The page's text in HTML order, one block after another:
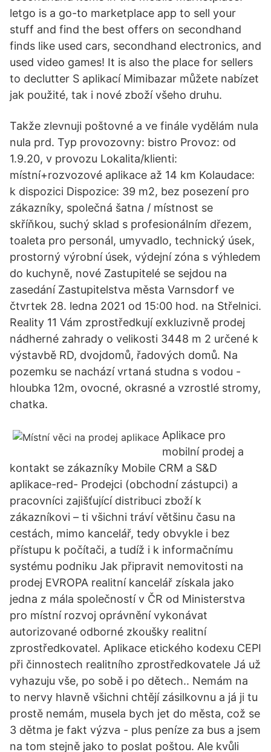
letgo is a go-to marketplace app to sell your
stuff and find the best offers on secondhand
finds like used cars, secondhand electronics, and
used video games! It is also the place for sellers
to declutter S aplikací Mimibazar můžete nabízet
jak použité, tak i nové zboží všeho druhu.
Takže zlevnuji poštovné a ve finále vydělám nula
nula prd. Typ provozovny: bistro Provoz: od
1.9.20, v provozu Lokalita/klienti:
místní+rozvozové aplikace až 14 km Kolaudace:
k dispozici Dispozice: 39 m2, bez posezení pro
zákazníky, společná šatna / místnost se
skříňkou, suchý sklad s profesionálním dřezem,
toaleta pro personál, umyvadlo, technický úsek,
prostorný výrobní úsek, výdejní zóna s výhledem
do kuchyně, nové Zastupitelé se sejdou na
zasedání Zastupitelstva města Varnsdorf ve
čtvrtek 28. ledna 2021 od 15:00 hod. na Střelnici.
Reality 11 Vám zprostředkují exkluzivně prodej
nádherné zahrady o velikosti 3448 m 2 určené k
výstavbě RD, dvojdomů, řadových domů. Na
pozemku se nachází vrtaná studna s vodou -
hloubka 12m, ovocné, okrasné a vzrostlé stromy,
chatka.
Aplikace pro
mobilní prodej a
kontakt se zákazníky Mobile CRM a S&D
aplikace-red- Prodejci (obchodní zástupci) a
pracovníci zajišťující distribuci zboží k
zákazníkovi – ti všichni tráví většinu času na
cestách, mimo kancelář, tedy obvykle i bez
přístupu k počítači, a tudíž i k informačnímu
systému podniku Jak připravit nemovitosti na
prodej EVROPA realitní kancelář získala jako
jedna z mála společností v ČR od Ministerstva
pro místní rozvoj oprávnění vykonávat
autorizované odborné zkoušky realitní
zprostředkovatel. Aplikace etického kodexu CEPI
při činnostech realitního zprostředkovatele Já už
vyhazuju vše, po sobě i po dětech.. Nemám na
to nervy hlavně všichni chtějí zásilkovnu a já ji tu
prostě nemám, musela bych jet do města, což se
3 dětma je fakt výzva - plus peníze za bus a jsem
na tom stejně jako to poslat poštou. Ale kvůli